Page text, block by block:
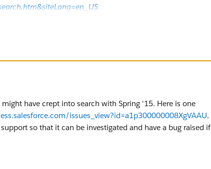
have crept into search with Spring '15. Here is one
issues_view?id=a1p300000008XgVAAU.
so that it can be investigated and have a bug raised if